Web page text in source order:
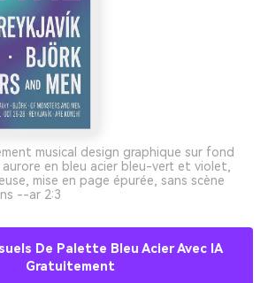
musical design graphique sur fond
en bleu acier bleu-vert et violet,
mise en page épurée, sans scène
--ar 2:3
De Palette Bleu Acier Avec IA
Gratuitement